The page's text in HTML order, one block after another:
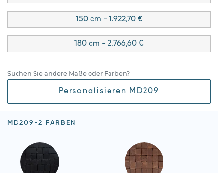
150 cm - 1.922,70 €
180 cm - 2.766,60 €
Suchen Sie andere Maße oder Farben?
Personalisieren MD209
MD209-2 FARBEN